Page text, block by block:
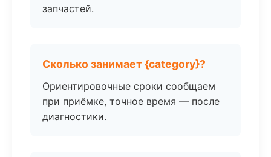
запчастей.
Сколько занимает {category}?
Ориентировочные сроки сообщаем
при приёмке, точное время — после
диагностики.